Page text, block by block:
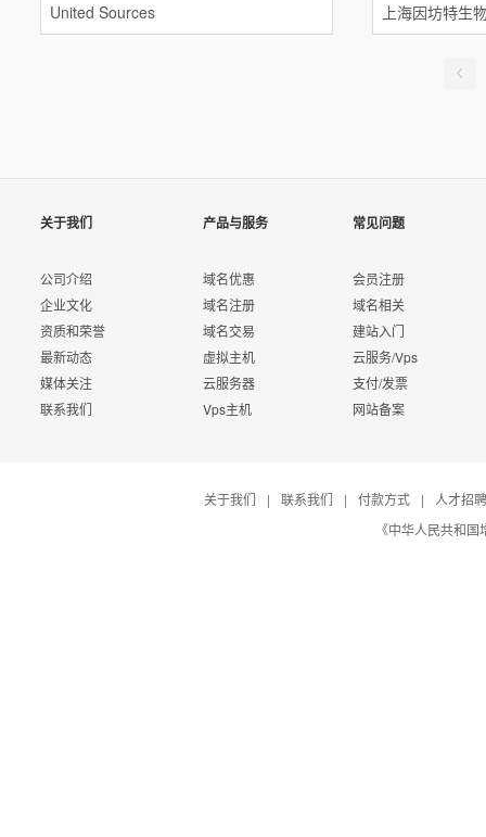
United Sources
关于我们
公司介绍
企业文化
资质和荣誉
最新动态
媒体关注
联系我们
产品与服务
域名优惠
域名注册
域名交易
虚拟主机
云服务器
Vps主机
常见问题
会员注册
域名相关
建站入门
云服务/Vps
支付/发票
网站备案
关于我们 | 联系我们 | 付款方式 |
人才招聘
《中华人民共和